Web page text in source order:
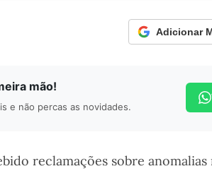
Adicionar
mão!
e não percas as novidades.
reclamações sobre